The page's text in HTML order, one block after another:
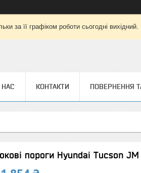
за її графіком роботи сьогодні
КОНТАКТИ ПОВЕРНЕННЯ
пороги Hyundai Tucson